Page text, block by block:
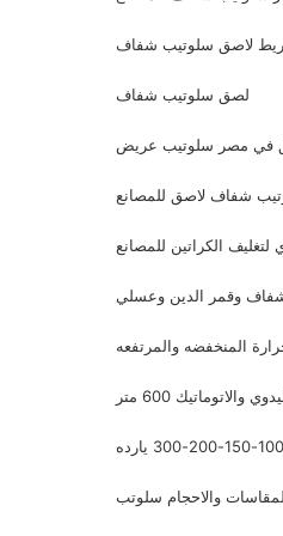
لاصق سلوتيب شفاف
لصق سلوتيب شفاف
في مصر سلوتيب عريض
شفاف لاصق للمصانع
الكراتين للمصانع
وقمر الدين وعسلي
المنخفضه والمرتفعه
600 متر
والاحجام سلوتب